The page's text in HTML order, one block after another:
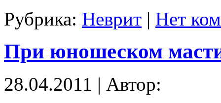
Рубрика: Неврит | Нет
При юношеском
28.04.2011 | Автор: